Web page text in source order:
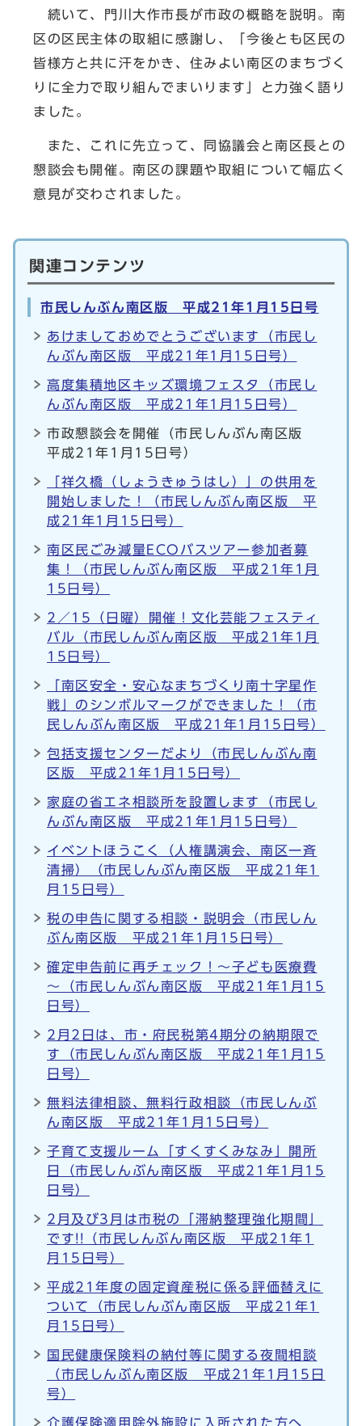
続いて、門川大作市長が市政の概略を説明。南
区の区民主体の取組に感謝し、「今後とも区民の
皆様方と共に汗をかき、住みよい南区のまちづく
りに全力で取り組んでまいります」と力強く語り
ました。
また、これに先立って、同協議会と南区長との
懇談会も開催。南区の課題や取組について幅広く
意見が交わされました。
関連コンテンツ
市民しんぶん南区版 平成21年1月15日号
あけましておめでとうございます（市民し
んぶん南区版 平成21年1月15日号）
高度集積地区キッズ環境フェスタ（市民し
んぶん南区版 平成21年1月15日号）
市政懇談会を開催（市民しんぶん南区版
平成21年1月15日号）
「祥久橋（しょうきゅうはし）」の供用を
開始しました！（市民しんぶん南区版 平
成21年1月15日号）
南区民ごみ減量ECOバスツアー参加者募
集！（市民しんぶん南区版 平成21年1月
15日号）
2／15（日曜）開催！文化芸能フェスティ
バル（市民しんぶん南区版 平成21年1月
15日号）
「南区安全・安心なまちづくり南十字星作
戦」のシンボルマークができました！（市
民しんぶん南区版 平成21年1月15日号）
包括支援センターだより（市民しんぶん南
区版 平成21年1月15日号）
家庭の省エネ相談所を設置します（市民し
んぶん南区版 平成21年1月15日号）
イベントほうこく（人権講演会、南区一斉
清掃）（市民しんぶん南区版 平成21年1
月15日号）
税の申告に関する相談・説明会（市民しん
ぶん南区版 平成21年1月15日号）
確定申告前に再チェック！～子ども医療費
～（市民しんぶん南区版 平成21年1月15
日号）
2月2日は、市・府民税第4期分の納期限で
す（市民しんぶん南区版 平成21年1月15
日号）
無料法律相談、無料行政相談（市民しんぶ
ん南区版 平成21年1月15日号）
子育て支援ルーム「すくすくみなみ」開所
日（市民しんぶん南区版 平成21年1月15
日号）
2月及び3月は市税の「滞納整理強化期間」
です!!（市民しんぶん南区版 平成21年1
月15日号）
平成21年度の固定資産税に係る評価替えに
ついて（市民しんぶん南区版 平成21年1
月15日号）
国民健康保険料の納付等に関する夜間相談
（市民しんぶん南区版 平成21年1月15日
号）
介護保険適用除外施設に入所された方へ